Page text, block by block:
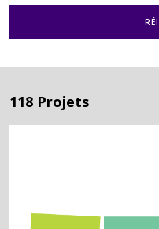
118 Projets